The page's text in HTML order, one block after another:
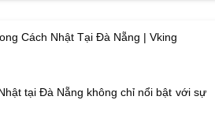
Cách Nhật Tại Đà Nẵng | Vking
tại Đà Nẵng không chỉ nổi bật với sự